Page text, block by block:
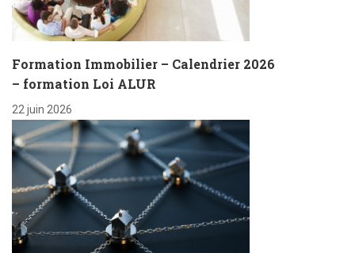
Formation Immobilier – Calendrier 2026
– formation Loi ALUR
22 juin 2026